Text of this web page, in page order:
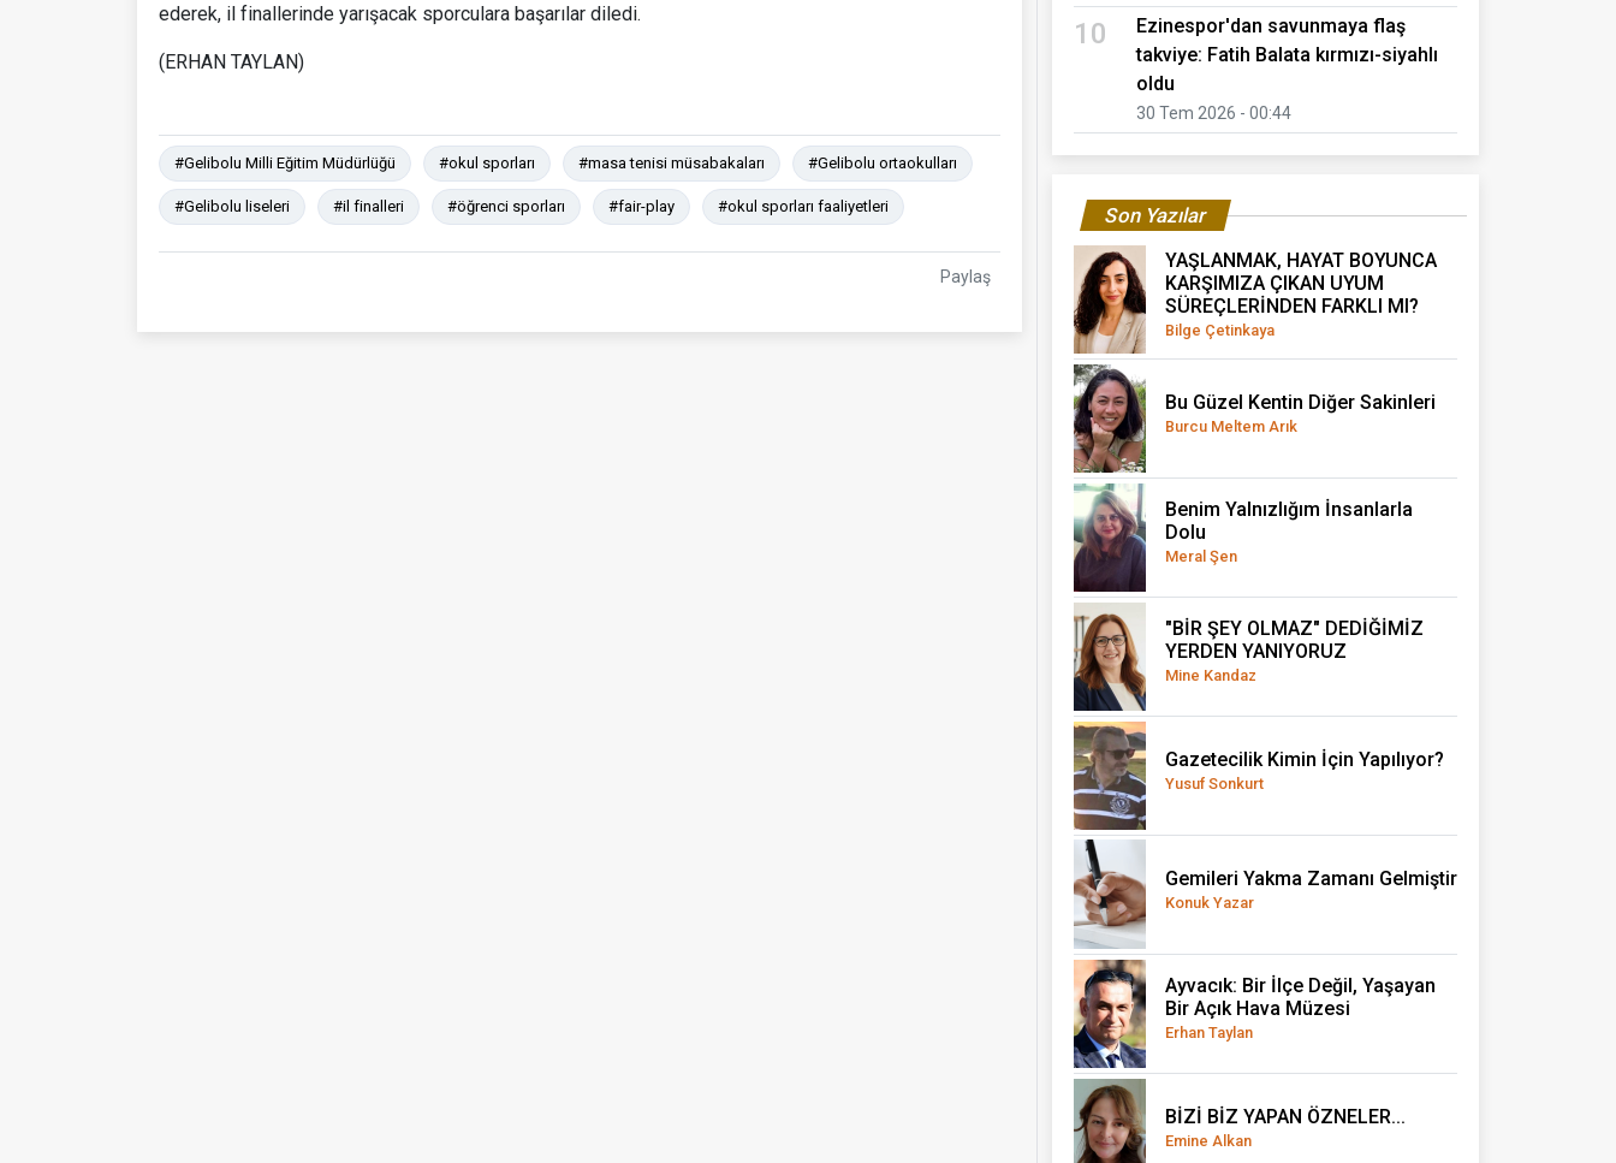
ederek, il finallerinde yarışacak sporculara başarılar diledi.
(ERHAN TAYLAN)
#Gelibolu Milli Eğitim Müdürlüğü #okul sporları #masa tenisi müsabakaları #Gelibolu ortaokulları
#Gelibolu liseleri #il finalleri #öğrenci sporları #fair-play #okul sporları faaliyetleri
Paylaş
10
Ezinespor'dan savunmaya flaş
takviye: Fatih Balata kırmızı-siyahlı
oldu
30 Tem 2026 - 00:44
Son Yazılar
YAŞLANMAK, HAYAT BOYUNCA
KARŞIMIZA ÇIKAN UYUM
SÜREÇLERİNDEN FARKLI MI?
Bilge Çetinkaya
Bu Güzel Kentin Diğer Sakinleri
Burcu Meltem Arık
Benim Yalnızlığım İnsanlarla
Dolu
Meral Şen
"BİR ŞEY OLMAZ" DEDİĞİMİZ
YERDEN YANIYORUZ
Mine Kandaz
Gazetecilik Kimin İçin Yapılıyor?
Yusuf Sonkurt
Gemileri Yakma Zamanı Gelmiştir
Konuk Yazar
Ayvacık: Bir İlçe Değil, Yaşayan
Bir Açık Hava Müzesi
Erhan Taylan
BİZİ BİZ YAPAN ÖZNELER...
Emine Alkan